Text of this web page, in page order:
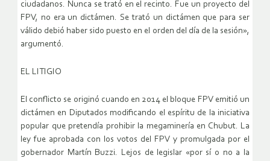
ciudadanos. Nunca se trató en el recinto. Fue un proyecto del
FPV, no era un dictámen. Se trató un dictámen que para ser
válido debió haber sido puesto en el orden del día de la sesión»,
argumentó.
EL LITIGIO
El conflicto se originó cuando en 2014 el bloque FPV emitió un
dictámen en Diputados modificando el espíritu de la iniciativa
popular que pretendía prohibir la megaminería en Chubut. La
ley fue aprobada con los votos del FPV y promulgada por el
gobernador Martín Buzzi. Lejos de legislar «por sí o no a la